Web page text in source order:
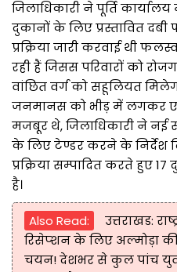
जिलाधिकारी ने पूर्ति
दुकानों के लिए प्रस्तावित
प्रक्रिया जारी करवाई थी
रही हैं जिसस परिवारों को
वांछित वर्ग को सहूलियत
जनमानस को भीड़ में लगकर
मजबूर थे, जिलाधिकारी ने नई
के लिए टेण्डर करने के निर्देश
प्रक्रिया सम्पादित करते हुए
है।
Also Read:
उत्तराखड:
रिसेप्शन के लिए अल्मोड़ा
चयन! देशभर से कुल पांच